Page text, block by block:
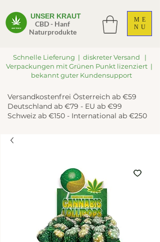
UNSER KRAUT
CBD - Hanf
Naturprodukte
ME
NU
Schnelle Lieferung | diskreter Versand |
Verpackungen mit Grünen Punkt lizenziert |
bekannt guter Kundensupport
Versandkostenfrei Österreich ab €59
Deutschland ab €79 - EU ab €99
Schweiz ab €150 - International ab €250